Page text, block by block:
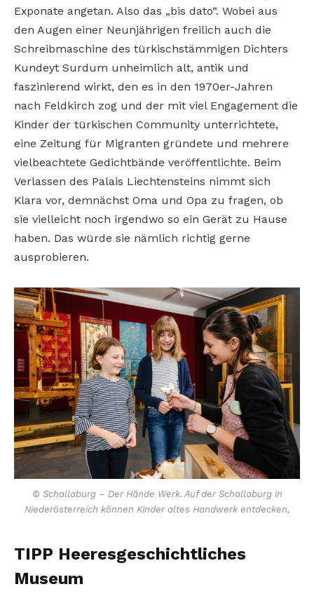
Exponate angetan. Also das „bis dato“. Wobei aus
den Augen einer Neunjährigen freilich auch die
Schreibmaschine des türkischstämmigen Dichters
Kundeyt Surdum unheimlich alt, antik und
faszinierend wirkt, den es in den 1970er-Jahren
nach Feldkirch zog und der mit viel Engagement die
Kinder der türkischen Community unterrichtete,
eine Zeitung für Migranten gründete und mehrere
vielbeachtete Gedichtbände veröffentlichte. Beim
Verlassen des Palais Liechtensteins nimmt sich
Klara vor, demnächst Oma und Opa zu fragen, ob
sie vielleicht noch irgendwo so ein Gerät zu Hause
haben. Das würde sie nämlich richtig gerne
ausprobieren.
© Schallaburg – Der Hände Werk. Auf der Schallaburg in
Niederösterreich können Kinder altes Handwerk entdecken,
TIPP Heeresgeschichtliches
Museum